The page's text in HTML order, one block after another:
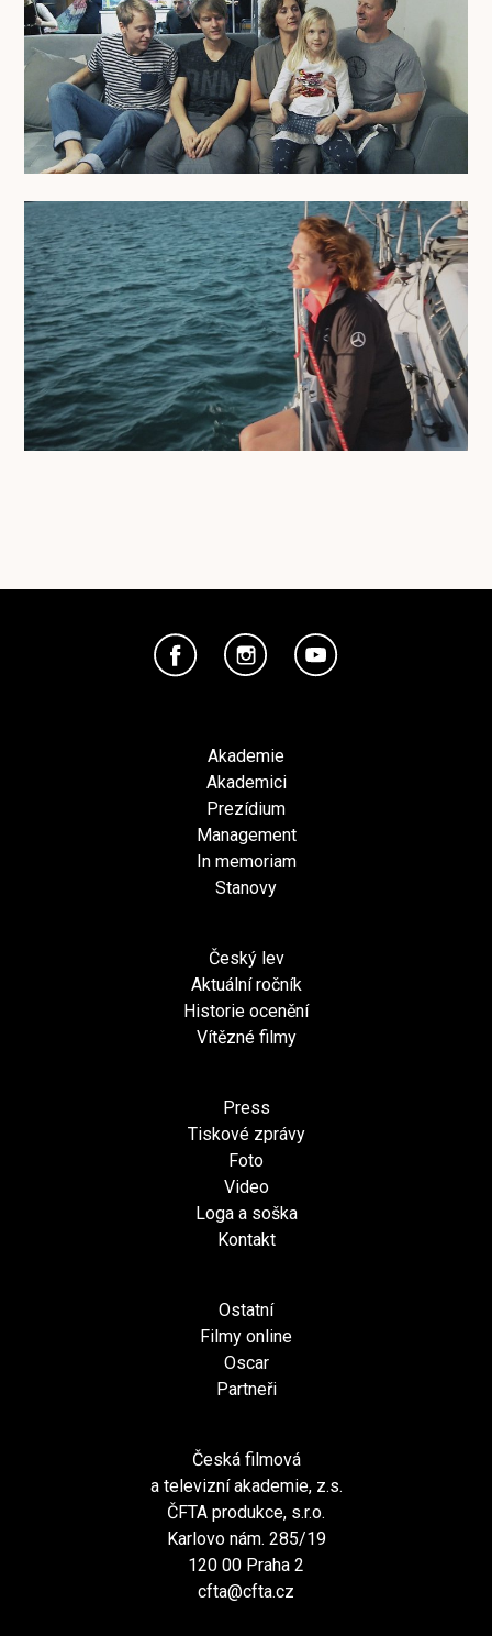
Akademie
Akademici
Prezídium
Management
In memoriam
Stanovy
Český lev
Aktuální ročník
Historie ocenění
Vítězné filmy
Press
Tiskové zprávy
Foto
Video
Loga a soška
Kontakt
Ostatní
Filmy online
Oscar
Partneři
Česká filmová
a televizní akademie, z.s.
ČFTA produkce, s.r.o.
Karlovo nám. 285/19
120 00 Praha 2
cfta@cfta.cz